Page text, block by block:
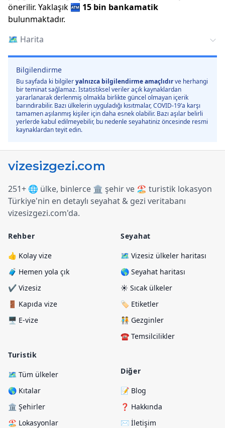
önerilir. Yaklaşık 🏧 15 bin bankamatik
bulunmaktadır.
🗺️ Harita
Bilgilendirme
Bu sayfada ki bilgileryalnızca bilgilendirme amaçlıdırve herhangi
bir teminat sağlamaz. İstatistiksel veriler açık kaynaklardan
yararlanarak derlenmiş olmakla birlikte güncel olmayan içerik
barındırabilir. Bazı ülkelerin uyguladığı kısıtmalar, COVID-19’a karşı
tamamen aşılanmış kişiler için daha esnek olabilir. Bazı aşılar belirli
yerlerde kabul edilmeyebilir, bu nedenle seyahatiniz öncesinde resmi
kaynaklardan teyit edin.
251+ 🌐 ülke, binlerce 🏛️ şehir ve 🏖️ turistik lokasyon
Türkiye'nin en detaylı seyahat & gezi veritabanı
vizesizgezi.com'da.
Rehber
👍 Kolay vize
🧳 Hemen yola çık
✔️ Vizesiz
🚪 Kapıda vize
🖥️ E-vize
Turistik
🗺️ Tüm ülkeler
🌎 Kıtalar
🏛️ Şehirler
🏖️ Lokasyonlar
Seyahat
🗺️ Vizesiz ülkeler haritası
🌎 Seyahat haritası
☀️ Sıcak ülkeler
🏷️ Etiketler
🧑‍🤝‍🧑 Gezginler
☎️ Temsilcilikler
Diğer
📝 Blog
❓ Hakkında
✉️ İletişim